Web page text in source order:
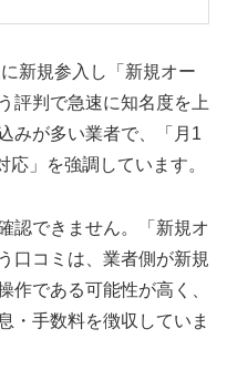
新規参入し「新規オー
評判で急速に知名度を上
みが多い業者で、「月1
」を強調しています。
認できません。「新規オ
口コミは、業者側が新規
作である可能性が高く、
・手数料を徴収していま